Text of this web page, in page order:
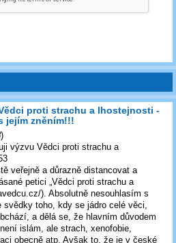
proti strachu a lhostejnosti -
jejím zněním!!!
)
výzvu Vědci proti strachu a
veřejně a důrazně distancovat a
petici „Vědci proti strachu a
). Absolutně nesouhlasím s
toho, kdy se jádro celé věci,
a dělá se, že hlavním důvodem
islám, ale strach, xenofobie,
obecně atp. Avšak to, že je v české